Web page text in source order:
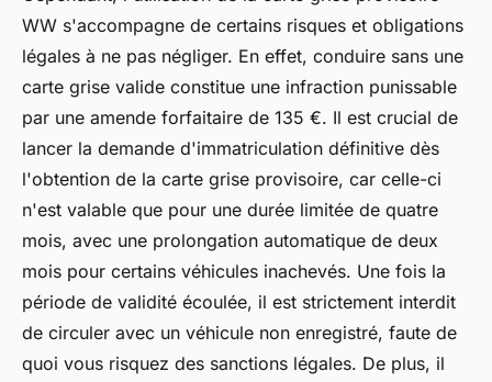
WW s'accompagne de certains risques et obligations
légales à ne pas négliger. En effet, conduire sans une
carte grise valide constitue une infraction punissable
par une amende forfaitaire de 135 €. Il est crucial de
lancer la demande d'immatriculation définitive dès
l'obtention de la carte grise provisoire, car celle-ci
n'est valable que pour une durée limitée de quatre
mois, avec une prolongation automatique de deux
mois pour certains véhicules inachevés. Une fois la
période de validité écoulée, il est strictement interdit
de circuler avec un véhicule non enregistré, faute de
quoi vous risquez des sanctions légales. De plus, il